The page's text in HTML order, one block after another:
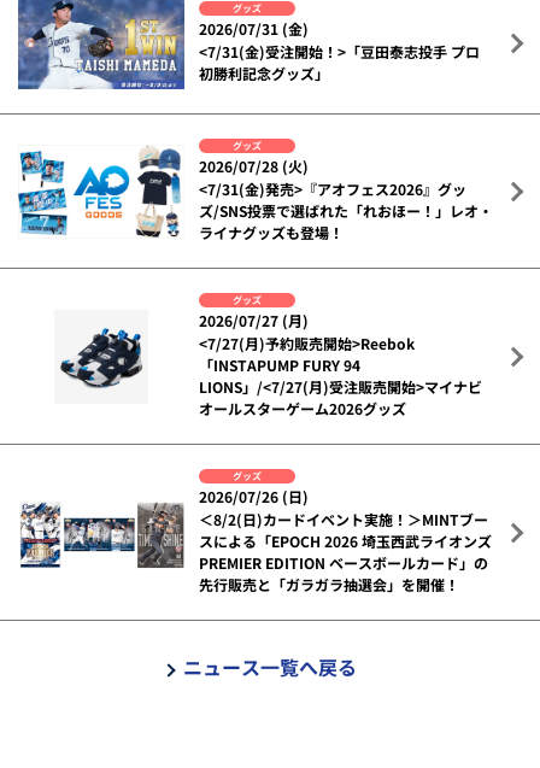
グッズ
2026/07/31 (金)
<7/31(金)受注開始！>「豆田泰志投手 プロ
初勝利記念グッズ」
グッズ
2026/07/28 (火)
<7/31(金)発売>『アオフェス2026』グッ
ズ/SNS投票で選ばれた「れおほー！」レオ・
ライナグッズも登場！
グッズ
2026/07/27 (月)
<7/27(月)予約販売開始>Reebok
「INSTAPUMP FURY 94
LIONS」/<7/27(月)受注販売開始>マイナビ
オールスターゲーム2026グッズ
グッズ
2026/07/26 (日)
＜8/2(日)カードイベント実施！＞MINTブー
スによる「EPOCH 2026 埼玉西武ライオンズ
PREMIER EDITION ベースボールカード」の
先行販売と「ガラガラ抽選会」を開催！
ニュース一覧へ戻る